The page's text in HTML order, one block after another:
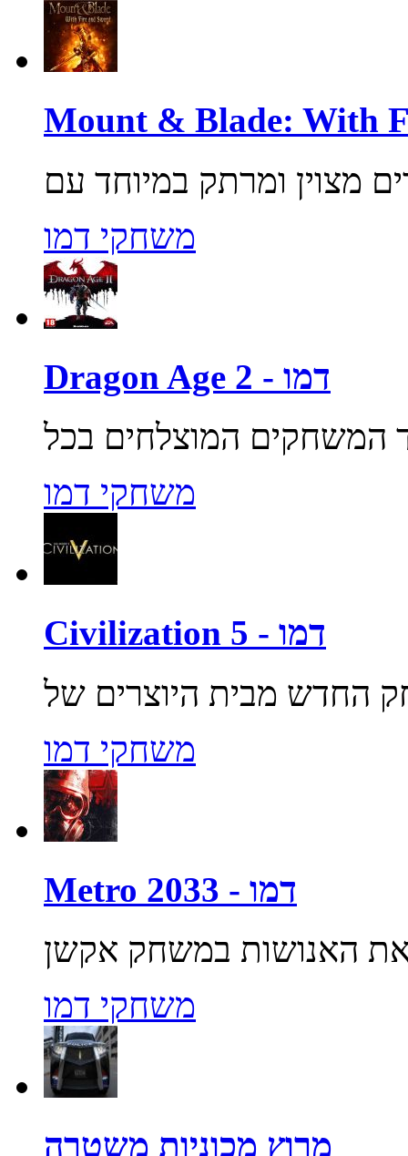
משחקי דמו
Dragon Age 2 - דמו
משחקי דמו
Civilization 5 - דמו
משחקי דמו
Metro 2033 - דמו
משחקי דמו
מרוץ מכוניות משטרה